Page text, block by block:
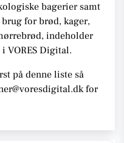
bagerier samt
for brød, kager,
indeholder
VORES Digital.
på denne liste så
for